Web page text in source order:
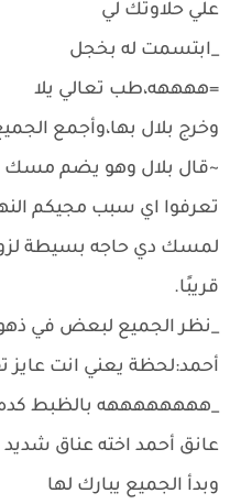
علي حلاوتك لي
_ابتسمت له بخجل
=ههههه،طب تعالي يلا
وخرج بلال بها،وأجمع
~قال بلال وهو يضم مسك
تعرفوا اي سبب مجيكم
لمسك دي حاجه بسيطة
قريبًا.
_نظر الجميع لبعض في
أحمد:لحظة يعني انت
_ههههههههه بالظبط
عانق أحمد اخته عناق
وبدأ الجميع يبارك لها